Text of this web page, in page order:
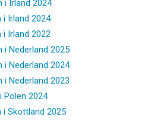
i Irland 2024
i Irland 2024
i Irland 2022
i Nederland 2025
i Nederland 2024
i Nederland 2023
Polen 2024
i Skottland 2025